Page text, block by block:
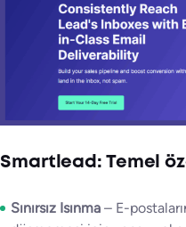
Smartlead: Temel
Sınırsız Isınma – E-